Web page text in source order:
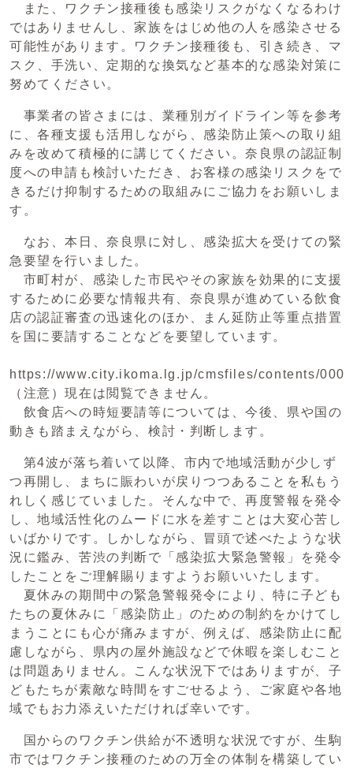
また、ワクチン接種後も感染リスクがなくなるわけ
ではありませんし、家族をはじめ他の人を感染させる
可能性があります。ワクチン接種後も、引き続き、マ
スク、手洗い、定期的な換気など基本的な感染対策に
努めてください。
事業者の皆さまには、業種別ガイドライン等を参考
に、各種支援も活用しながら、感染防止策への取り組
みを改めて積極的に講じてください。奈良県の認証制
度への申請も検討いただき、お客様の感染リスクをで
きるだけ抑制するための取組みにご協力をお願いしま
す。
なお、本日、奈良県に対し、感染拡大を受けての緊
急要望を行いました。
市町村が、感染した市民やその家族を効果的に支援
するために必要な情報共有、奈良県が進めている飲食
店の認証審査の迅速化のほか、まん延防止等重点措置
を国に要請することなどを要望しています。
https://www.city.ikoma.lg.jp/cmsfiles/contents/
（注意）現在は閲覧できません。
飲食店への時短要請等については、今後、県や国の
動きも踏まえながら、検討・判断します。
第4波が落ち着いて以降、市内で地域活動が少しず
つ再開し、まちに賑わいが戻りつつあることを私もう
れしく感じていました。そんな中で、再度警報を発令
し、地域活性化のムードに水を差すことは大変心苦し
いばかりです。しかしながら、冒頭で述べたような状
況に鑑み、苦渋の判断で「感染拡大緊急警報」を発令
したことをご理解賜りますようお願いいたします。
夏休みの期間中の緊急警報発令により、特に子ども
たちの夏休みに「感染防止」のための制約をかけてし
まうことにも心が痛みますが、例えば、感染防止に配
慮しながら、県内の屋外施設などで休暇を楽しむこと
は問題ありません。こんな状況下ではありますが、子
どもたちが素敵な時間をすごせるよう、ご家庭や各地
域でもお力添えいただければ幸いです。
国からのワクチン供給が不透明な状況ですが、生駒
市ではワクチン接種のための万全の体制を構築してい